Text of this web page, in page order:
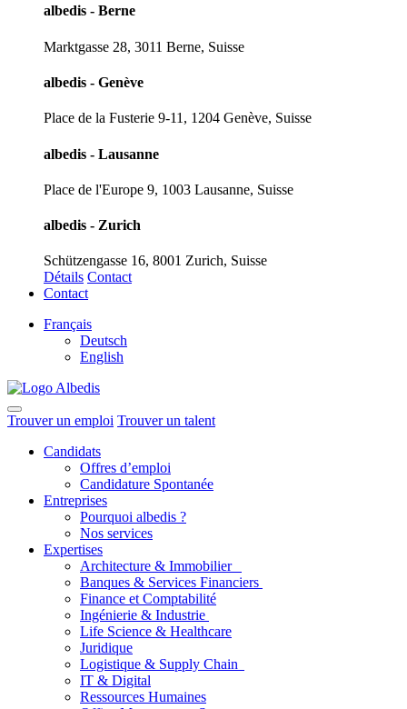
albedis - Berne
Marktgasse 28, 3011 Berne, Suisse
albedis - Genève
Place de la Fusterie 9-11, 1204 Genève, Suisse
albedis - Lausanne
Place de l'Europe 9, 1003 Lausanne, Suisse
albedis - Zurich
Schützengasse 16, 8001 Zurich, Suisse
Détails Contact
Contact
Français
Deutsch
English
Trouver un emploi Trouver un talent
Candidats
Offres d’emploi
Candidature Spontanée
Entreprises
Pourquoi albedis ?
Nos services
Expertises
Architecture & Immobilier
Banques & Services Financiers
Finance et Comptabilité
Ingénierie & Industrie
Life Science & Healthcare
Juridique
Logistique & Supply Chain
IT & Digital
Ressources Humaines